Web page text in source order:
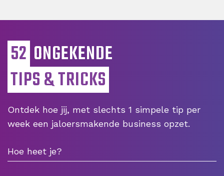
52 ONGEKENDE
TIPS & TRICKS
Ontdek hoe jij, met slechts 1 simpele tip per
week een jaloersmakende business opzet.